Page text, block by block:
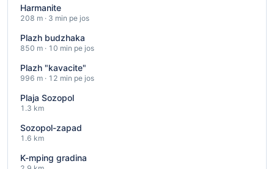
Harmanite
208 m · 3 min pe jos
Plazh budzhaka
850 m · 10 min pe jos
Plazh "kavacite"
996 m · 12 min pe jos
Plaja Sozopol
1.3 km
Sozopol-zapad
1.6 km
K-mping gradina